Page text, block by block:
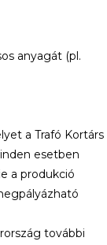
anyagát (pl.
a Trafó Kortárs
esetben
a produkció
további